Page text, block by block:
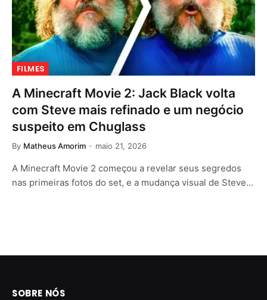
FILMES
A Minecraft Movie 2: Jack Black volta
com Steve mais refinado e um negócio
suspeito em Chuglass
By Matheus Amorim maio 21, 2026
A Minecraft Movie 2 começou a revelar seus segredos
nas primeiras fotos do set, e a mudança visual de Steve…
SOBRE NÓS